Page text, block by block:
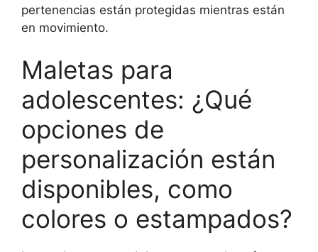
pertenencias están protegidas mientras están
en movimiento.
Maletas para
adolescentes: ¿Qué
opciones de
personalización están
disponibles, como
colores o estampados?